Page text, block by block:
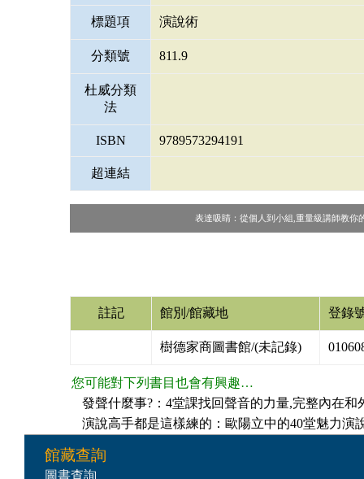
標題項 演說術
分類號 811.9
杜威分類
法
ISBN 9789573294191
超連結
表達吸睛：從個人到小組,重量級講師教
註記 館別/館藏地 登錄
樹德家商圖書館/(未記錄)
您可能對下列書目也會有興趣…
發聲什麼事?：4堂課找回聲音的力量,完整內在和
演說高手都是這樣練的：歐陽立中的40堂魅力演
館藏查詢
圖書查詢